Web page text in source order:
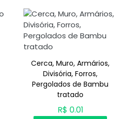
Cerca, Muro, Armários,
Divisória, Forros,
Pergolados de Bambu
tratado
R$ 0.01